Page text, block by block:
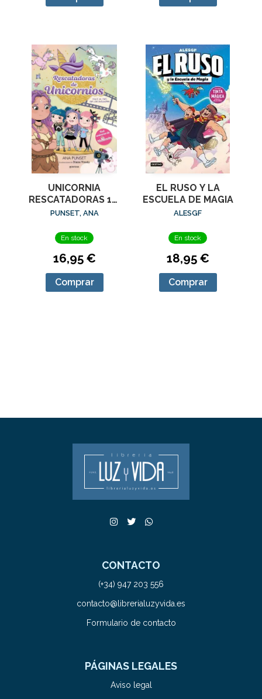
UNICORNIA
RESCATADORAS 10.
GIGANTES
PUNSET, ANA
En stock
16,95 €
Comprar
EL RUSO Y LA
ESCUELA DE MAGIA
ALESGF
En stock
18,95 €
Comprar
CONTACTO
(+34) 947 203 556
contacto@librerialuzyvida.es
Formulario de contacto
PÁGINAS LEGALES
Aviso legal